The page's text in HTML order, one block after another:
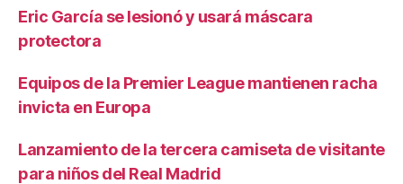
Eric García se lesionó y usará máscara
protectora
Equipos de la Premier League mantienen racha
invicta en Europa
Lanzamiento de la tercera camiseta de visitante
para niños del Real Madrid